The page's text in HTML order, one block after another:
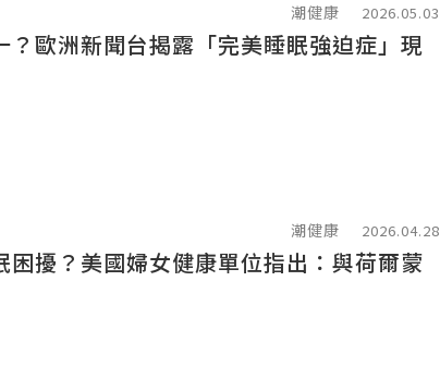
潮健康 2026.05.03
？歐洲新聞台揭露「完美睡眠強迫症」現
潮健康 2026.04.28
困擾？美國婦女健康單位指出：與荷爾蒙